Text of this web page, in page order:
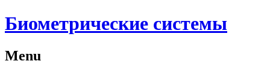
Биометрические системы
Menu